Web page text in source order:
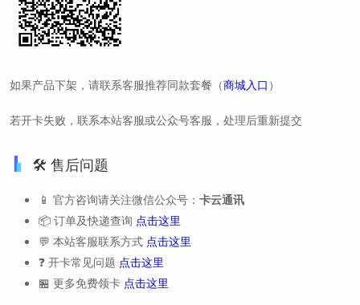
如果产品下架，请联系客服推荐同款套餐（商城入口 ）
若开卡失败，联系本站客服或公众号客服，处理后重新提交
🛠️ 售后问题
📱 官方咨询请关注微信公众号： 卡云通讯
📦 订单及快递查询 点击这里
💬 本站客服联系方式 点击这里
❓ 开卡常见问题 点击这里
🏪 更多免费领卡 点击这里